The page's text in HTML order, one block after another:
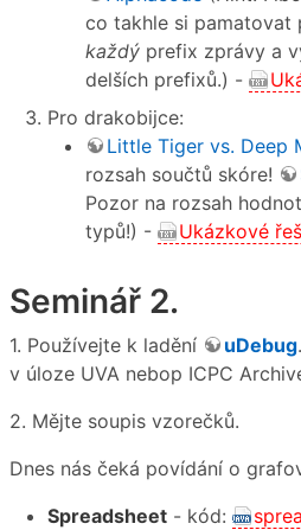
co takhle si pamatovat
každý prefix zprávy a
delších prefixů.) -
Pro drakobijce:
Little Tiger vs. Deep
rozsah součtů skóre!
Pozor na rozsah
typů!) -
Ukázkové
Seminář 2.
1. Používejte k ladění uDebug
v úloze UVA nebop ICPC
2. Mějte soupis vzorečků.
Dnes nás čeká povídání o
Spreadsheet - kód: